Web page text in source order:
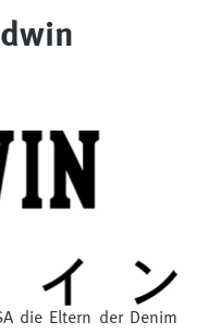
die Eltern der Denim